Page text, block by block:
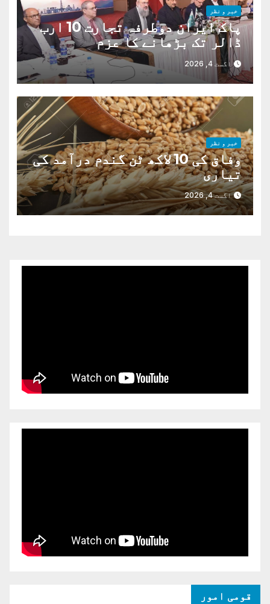
خبر و نظر
پاک ایران دوطرفہ تجارت 10 ارب
ڈالر تک بڑھانے کا عزم
اگست 4, 2026
خبر و نظر
وفاق کی 10 لاکھ ٹن گندم درآمد کی
تیاری
اگست 4, 2026
قومی امور